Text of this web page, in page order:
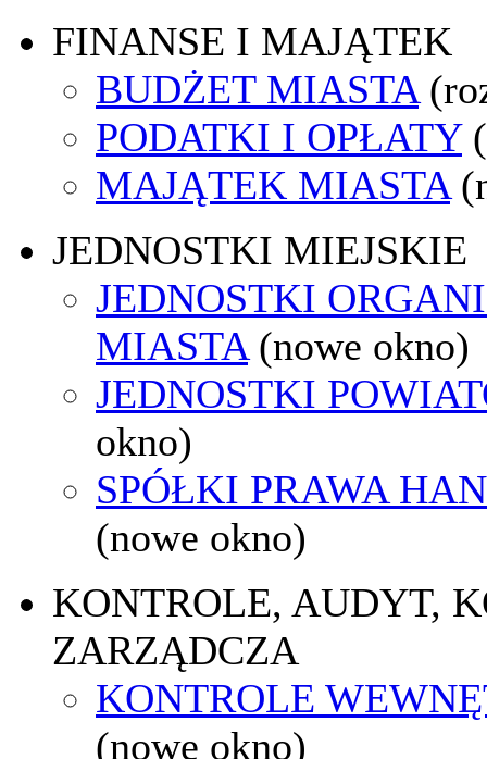
FINANSE I MAJĄTEK
BUDŻET MIASTA
PODATKI I OPŁATY
MAJĄTEK MIASTA
JEDNOSTKI MIEJSKIE
JEDNOSTKI
MIASTA (nowe okno)
JEDNOSTKI
okno)
SPÓŁKI PRAWA
(nowe okno)
KONTROLE, AUDYT,
ZARZĄDCZA
KONTROLE
(nowe okno)